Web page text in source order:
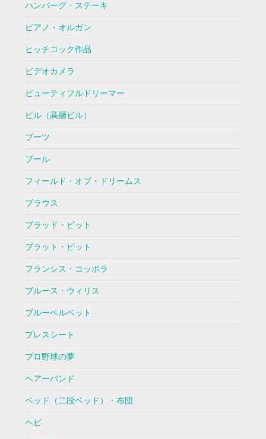
ハンバーグ・ステーキ
ピアノ・オルガン
ヒッチコック作品
ビデオカメラ
ビューティフルドリーマー
ビル（高層ビル）
ブーツ
プール
フィールド・オブ・ドリームス
ブラウス
ブラッド・ピット
ブラット・ピット
フランシス・コッポラ
ブルース・ウィリス
ブルーベルベット
プレスシート
プロ野球の夢
ヘアーバンド
ベッド（二段ベッド）・布団
ヘビ